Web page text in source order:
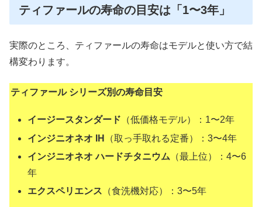
ティファールの寿命の目安は「1〜3年」
実際のところ、ティファールの寿命はモデルと使い方で結
構変わります。
ティファール シリーズ別の寿命目安
イージースタンダード （低価格モデル）：1〜2年
インジニオネオ IH
（取っ手取れる定番）：3〜4年
インジニオネオ ハードチタニウム （最上位）：4〜6
年
エクスペリエンス （食洗機対応）：3〜5年